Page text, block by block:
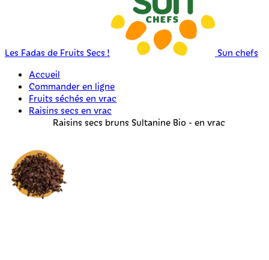
Les Fadas de Fruits Secs !
Sun chefs
Accueil
Commander en ligne
Fruits séchés en vrac
Raisins secs en vrac
Raisins secs bruns Sultanine Bio - en vrac